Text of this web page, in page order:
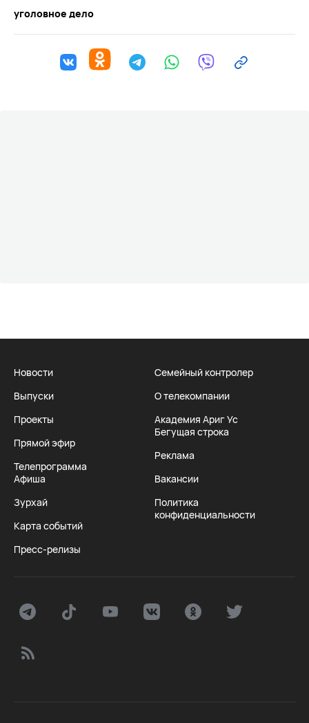
уголовное дело
Новости
Выпуски
Проекты
Прямой эфир
Телепрограмма
Афиша
Зурхай
Карта событий
Пресс-релизы
Семейный контролер
О телекомпании
Академия Ариг Ус
Бегущая строка
Реклама
Вакансии
Политика
конфиденциальности